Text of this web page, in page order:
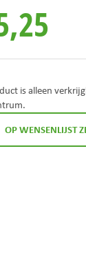
,25
is alleen